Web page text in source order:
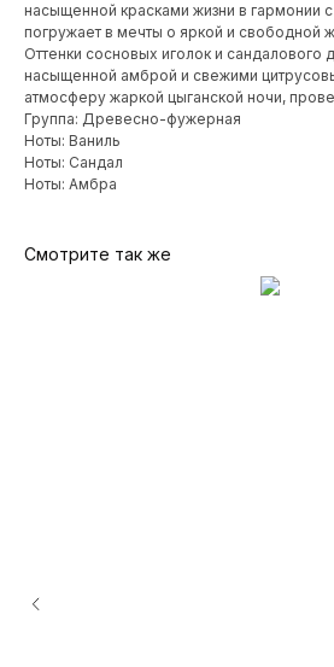
насыщенной красками жизни в гармонии
погружает в мечты о яркой и свободной
Оттенки сосновых иголок и сандалового
насыщенной амброй и свежими
атмосферу жаркой цыганской ночи,
Группа: Древесно-фужерная
Ноты: Ваниль
Ноты: Сандал
Ноты: Амбра
Смотрите так же